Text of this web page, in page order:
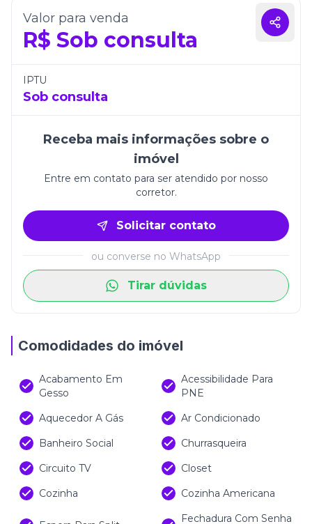
no dia a dia. No Grand Hill Tower, viver significa
aproveitar um estilo de vida exclusivo, em um
endereço privilegiado que combina modernidade,
Valor para venda
R$ Sob consulta
IPTU
Sob consulta
Receba mais informações sobre o
imóvel
Entre em contato para ser atendido por nosso
corretor.
Solicitar contato
ou converse no WhatsApp
Tirar dúvidas
Comodidades do imóvel
Acabamento Em
Gesso
Acessibilidade Para
PNE
Aquecedor A Gás
Ar Condicionado
Banheiro Social
Churrasqueira
Circuito TV
Closet
Cozinha
Cozinha Americana
Fechadura Com Senha